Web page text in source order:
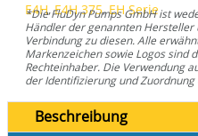
E4H,E4H 375,EH Serie
*Die FluDyn Pumps GmbH ist
Händler der genannten
Verbindung zu diesen. Alle
Markenzeichen sowie Logos sind
Rechteinhaber. Die Verwendung
der Identifizierung und
Beschreibung